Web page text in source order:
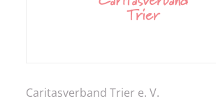
Caritasverband Trier e. V.